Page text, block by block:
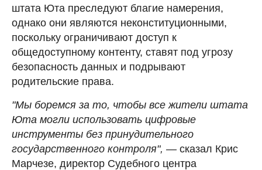
штата Юта преследуют благие намерения,
однако они являются неконституционными,
поскольку ограничивают доступ к
общедоступному контенту, ставят под угрозу
безопасность данных и подрывают
родительские права.
"Мы боремся за то, чтобы все жители штата
Юта могли использовать цифровые
инструменты без принудительного
государственного контроля", — сказал Крис
Марчезе, директор Судебного центра